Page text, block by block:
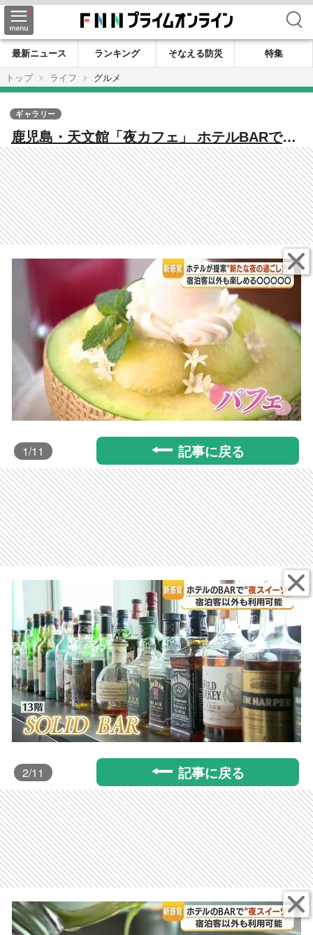
検索
最新ニュース ランキング そなえる防災
特集
トップ
ライフ グルメ
鹿児島・天文館「夜カフェ」 ホテルBARで和
栗モンブラン提供開始
ギャラリー
1/11 記事に戻る
2/11 記事に戻る